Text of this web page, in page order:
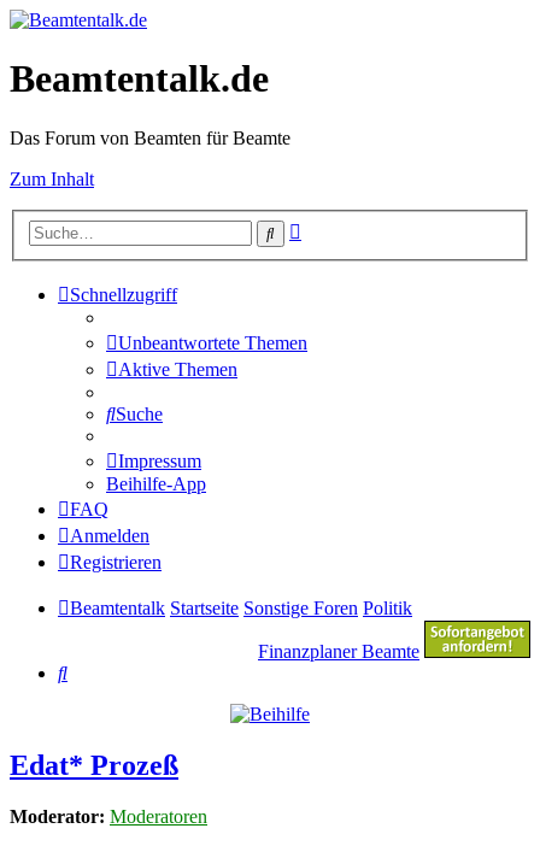
Beamtentalk.de
Das Forum von Beamten für Beamte
Zum Inhalt
Suche
Schnellzugriff
Unbeantwortete Themen
Aktive Themen
Suche
Impressum
Beihilfe-App
FAQ
Anmelden
Registrieren
Beamtentalk Startseite Sonstige Foren Politik
Finanzplaner Beamte
Suche
Edat* Prozeß
Moderator: Moderatoren